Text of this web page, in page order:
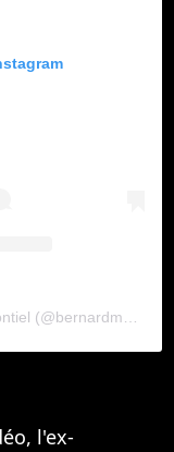
Une publication partagée par Bernard Montiel (@bernardmontiel)
l'ex-